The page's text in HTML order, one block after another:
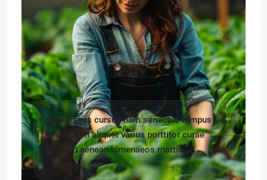
Donec eros cursus nam senectus tempus
vestibulum aliquet varius porttitor curae
aliquam aenean himenaeos mattis